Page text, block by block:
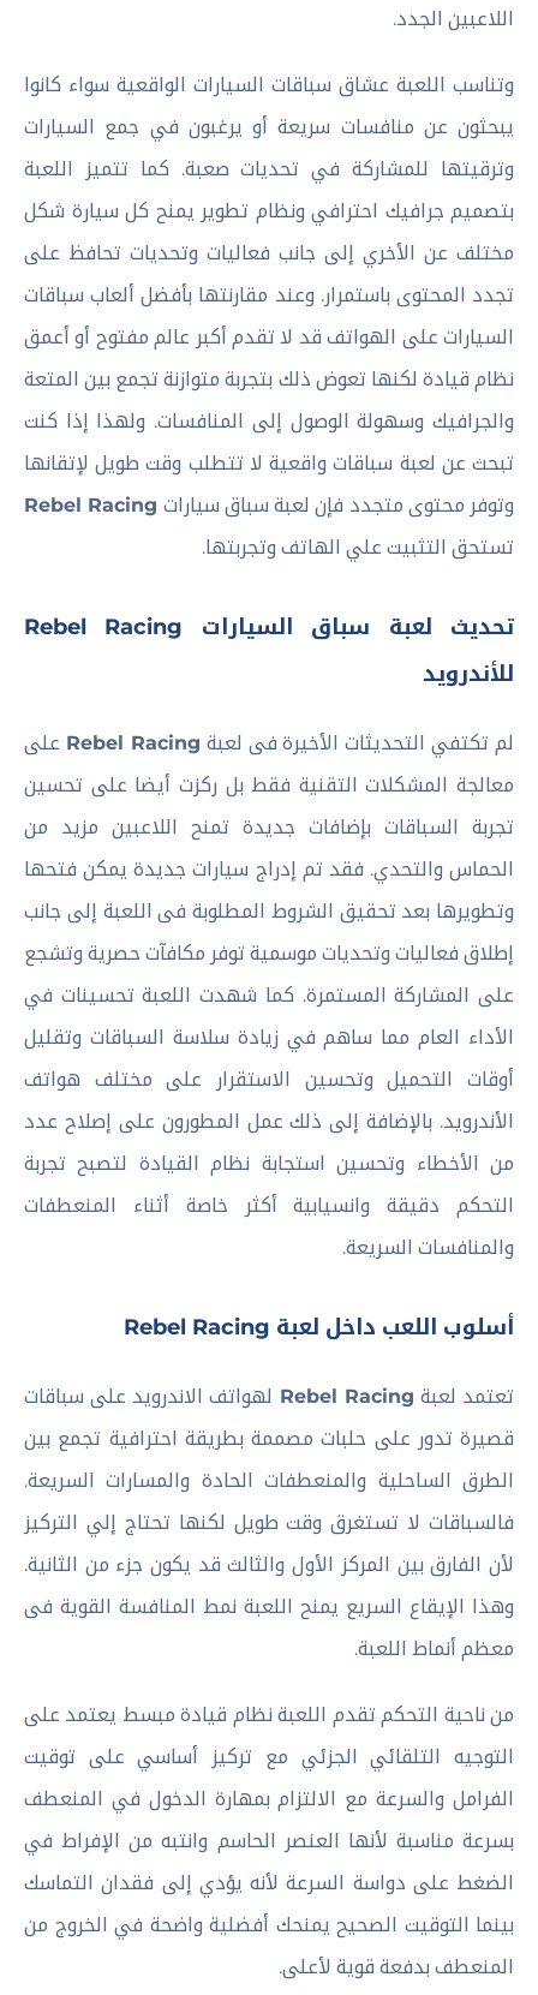
اللاعبين الجدد.
وتناسب اللعبة عشاق سباقات السيارات الواقعية سواء كانوا
يبحثون عن منافسات سريعة أو يرغبون في جمع السيارات
وترقيتها للمشاركة في تحديات صعبة. كما تتميز اللعبة
بتصميم جرافيك احترافي ونظام تطوير يمنح كل سيارة شكل
مختلف عن الأخري إلى جانب فعاليات وتحديات تحافظ على
تجدد المحتوى باستمرار. وعند مقارنتها بأفضل ألعاب سباقات
السيارات على الهواتف قد لا تقدم أكبر عالم مفتوح أو أعمق
نظام قيادة لكنها تعوض ذلك بتجربة متوازنة تجمع بين المتعة
والجرافيك وسهولة الوصول إلى المنافسات. ولهذا إذا كنت
تبحث عن لعبة سباقات واقعية لا تتطلب وقت طويل لإتقانها
وتوفر محتوى متجدد فإن لعبة سباق سيارات Rebel Racing
تستحق التثبيت علي الهاتف وتجربتها.
تحديث لعبة سباق السيارات Rebel Racing
للأندرويد
لم تكتفي التحديثات الأخيرة فى لعبة Rebel Racing على
معالجة المشكلات التقنية فقط بل ركزت أيضا على تحسين
تجربة السباقات بإضافات جديدة تمنح اللاعبين مزيد من
الحماس والتحدي. فقد تم إدراج سيارات جديدة يمكن فتحها
وتطويرها بعد تحقيق الشروط المطلوبة فى اللعبة إلى جانب
إطلاق فعاليات وتحديات موسمية توفر مكافآت حصرية وتشجع
على المشاركة المستمرة. كما شهدت اللعبة تحسينات في
الأداء العام مما ساهم في زيادة سلاسة السباقات وتقليل
أوقات التحميل وتحسين الاستقرار على مختلف هواتف
الأندرويد. بالإضافة إلى ذلك عمل المطورون على إصلاح عدد
من الأخطاء وتحسين استجابة نظام القيادة لتصبح تجربة
التحكم دقيقة وانسيابية أكثر خاصة أثناء المنعطفات
والمنافسات السريعة.
أسلوب اللعب داخل لعبة Rebel Racing
تعتمد لعبة Rebel Racing لهواتف الاندرويد على سباقات
قصيرة تدور على حلبات مصممة بطريقة احترافية تجمع بين
الطرق الساحلية والمنعطفات الحادة والمسارات السريعة.
فالسباقات لا تستغرق وقت طويل لكنها تحتاج إلي التركيز
لأن الفارق بين المركز الأول والثالث قد يكون جزء من الثانية.
وهذا الإيقاع السريع يمنح اللعبة نمط المنافسة القوية فى
معظم أنماط اللعبة.
من ناحية التحكم تقدم اللعبة نظام قيادة مبسط يعتمد على
التوجيه التلقائي الجزئي مع تركيز أساسي على توقيت
الفرامل والسرعة مع الالتزام بمهارة الدخول في المنعطف
بسرعة مناسبة لأنها العنصر الحاسم وانتبه من الإفراط في
الضغط على دواسة السرعة لأنه يؤدي إلى فقدان التماسك
بينما التوقيت الصحيح يمنحك أفضلية واضحة في الخروج من
المنعطف بدفعة قوية لأعلى.